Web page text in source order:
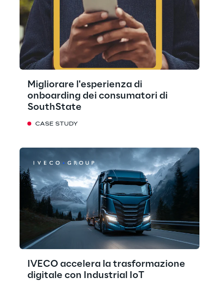
Migliorare l'esperienza di
onboarding dei consumatori di
SouthState
CASE STUDY
IVECO accelera la trasformazione
digitale con Industrial IoT